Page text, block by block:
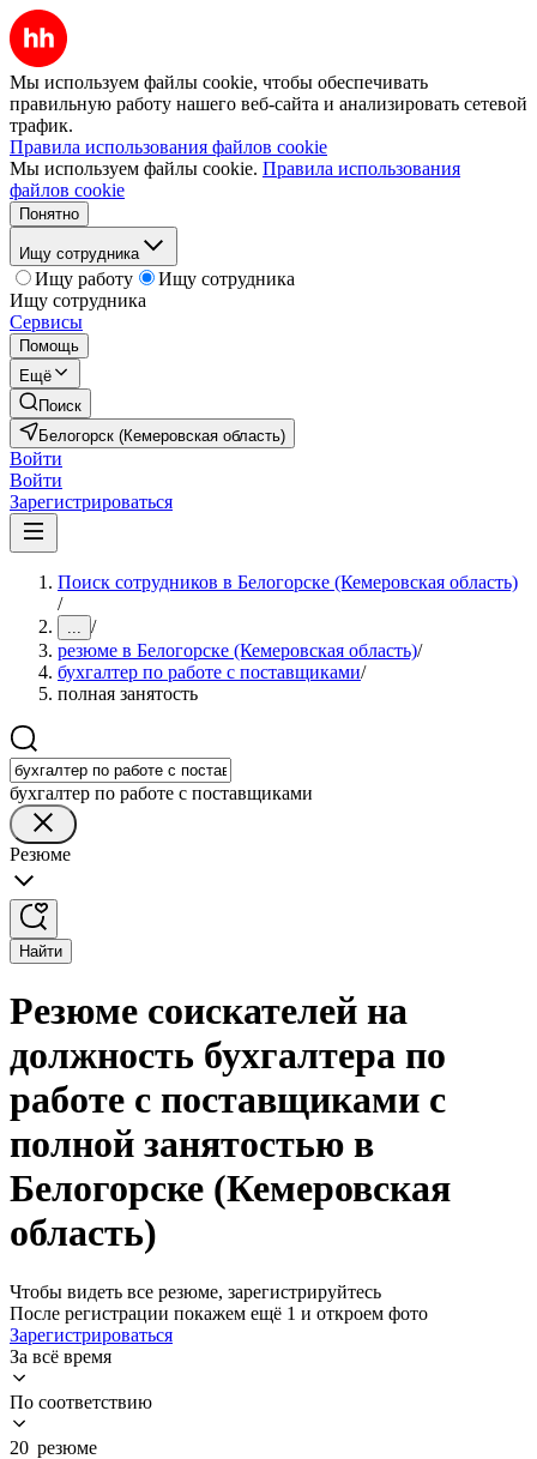
Мы используем файлы cookie, чтобы обеспечивать
правильную работу нашего веб-сайта и анализировать сетевой
трафик.
Правила использования файлов cookie
Мы используем файлы cookie. Правила использования
файлов cookie
Понятно
Ищу сотрудника
Ищу работу
Ищу сотрудника
Ищу сотрудника
Сервисы
Помощь
Ещё
Поиск
Белогорск (Кемеровская область)
Войти
Войти
Зарегистрироваться
Поиск сотрудников в Белогорске (Кемеровская область)
/
... /
резюме в Белогорске (Кемеровская область)/
бухгалтер по работе с поставщиками/
полная занятость
бухгалтер по работе с поставщиками
Резюме
Найти
Резюме соискателей на
должность бухгалтера по
работе с поставщиками с
полной занятостью в
Белогорске (Кемеровская
область)
Чтобы видеть все резюме, зарегистрируйтесь
После регистрации покажем ещё 1 и откроем фото
Зарегистрироваться
За всё время
По соответствию
20 резюме